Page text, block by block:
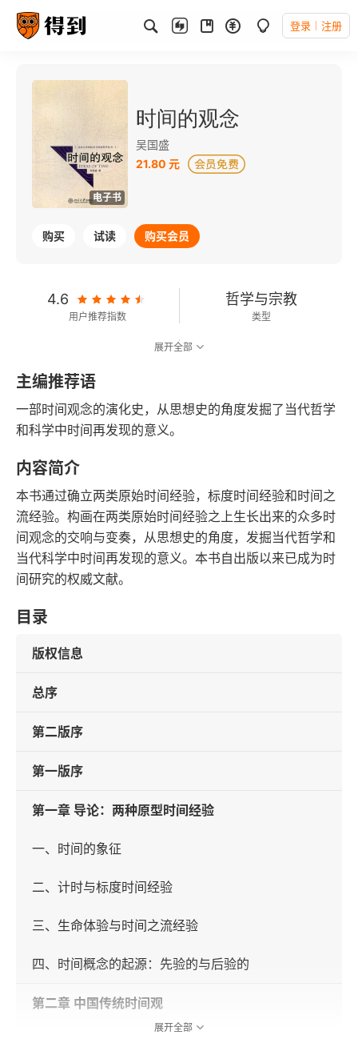
登录 注册
电子书
时间的观念
吴国盛
21.80 元
购买 试读 购买会员
4.6
用户推荐指数
哲学与宗教
类型
149千字
字数
2006-11-01
发行日期
展开全部
主编推荐语
一部时间观念的演化史，从思想史的角度发掘了当代哲学
和科学中时间再发现的意义。
内容简介
本书通过确立两类原始时间经验，标度时间经验和时间之
流经验。构画在两类原始时间经验之上生长出来的众多时
间观念的交响与变奏，从思想史的角度，发掘当代哲学和
当代科学中时间再发现的意义。本书自出版以来已成为时
间研究的权威文献。
目录
版权信息
总序
第二版序
第一版序
第一章 导论：两种原型时间经验
一、时间的象征
二、计时与标度时间经验
三、生命体验与时间之流经验
四、时间概念的起源：先验的与后验的
第二章 中国传统时间观
展开全部